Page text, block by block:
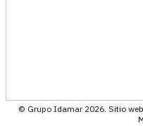
© Grupo Idamar 2026. Sitio